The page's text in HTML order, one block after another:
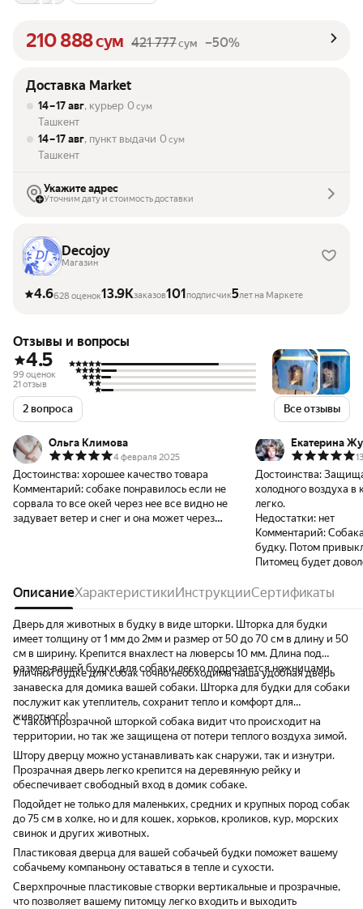
210 888сум 421 777сум –50%
Доставка Market
14 – 17 авг, курьер 0 сум
Ташкент
14 – 17 авг, пункт выдачи 0 сум
Ташкент
Укажите адрес
Уточним дату и стоимость доставки
Decojoy
Магазин
4.6628 оценок13.9Kзаказов101подписчик5лет на Маркете
Отзывы и вопросы
4.5
99 оценок
21 отзыв
2 вопроса Все отзывы
Ольга Климова
4 февраля 2025
Достоинства: хорошее качество товара
Комментарий: собаке понравилось если не
сорвала то все окей через нее все видно не
задувает ветер и снег и она может через
Екатерина
Достоинства:
холодного воздуха в
легко.
Недостатки: нет
Комментарий:
будку. Потом
Питомец будет
ОписаниеХарактеристикиИнструкцииСертификаты
Дверь для животных в будку в виде шторки. Шторка для будки
имеет толщину от 1 мм до 2мм и размер от 50 до 70 см в длину и 50
см в ширину. Крепится внахлест на люверсы 10 мм. Длина под
размер вашей будки для собаки легко подрезается ножницами.
Уличной будке для собак точно необходима наша удобная дверь
занавеска для домика вашей собаки. Шторка для будки для собаки
послужит как утеплитель, сохранит тепло и комфорт для
животного!
С такой прозрачной шторкой собака видит что происходит на
территории, но так же защищена от потери теплого воздуха зимой.
Штору дверцу можно устанавливать как снаружи, так и изнутри.
Прозрачная дверь легко крепится на деревянную рейку и
обеспечивает свободный вход в домик собаке.
Подойдет не только для маленьких, средних и крупных пород собак
до 75 см в холке, но и для кошек, хорьков, кроликов, кур, морских
свинок и других животных.
Пластиковая дверца для вашей собачьей будки поможет вашему
собачьему компаньону оставаться в тепле и сухости.
Сверхпрочные пластиковые створки вертикальные и прозрачные,
что позволяет вашему питомцу легко входить и выходить